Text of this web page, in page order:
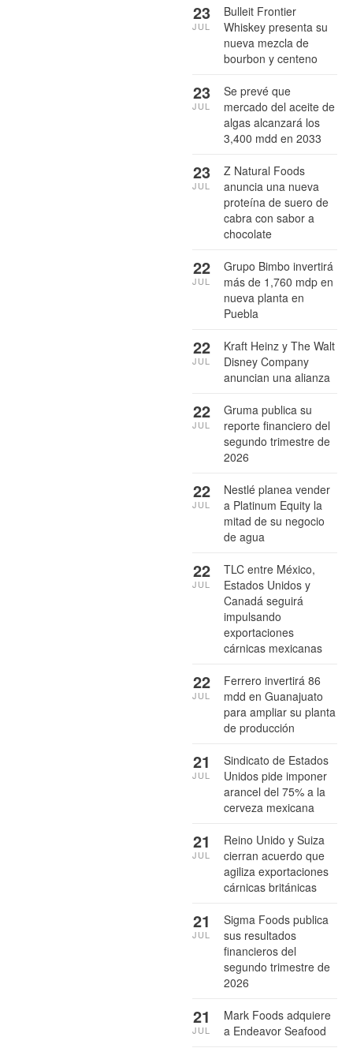
Bulleit Frontier
Whiskey presenta su
nueva mezcla de
bourbon y centeno
23
JUL
Se prevé que
mercado del aceite de
algas alcanzará los
3,400 mdd en 2033
23
JUL
Z Natural Foods
anuncia una nueva
proteína de suero de
cabra con sabor a
chocolate
23
JUL
Grupo Bimbo invertirá
más de 1,760 mdp en
nueva planta en
Puebla
22
JUL
Kraft Heinz y The Walt
Disney Company
anuncian una alianza
22
JUL
Gruma publica su
reporte financiero del
segundo trimestre de
2026
22
JUL
Nestlé planea vender
a Platinum Equity la
mitad de su negocio
de agua
22
JUL
TLC entre México,
Estados Unidos y
Canadá seguirá
impulsando
exportaciones
cárnicas mexicanas
22
JUL
Ferrero invertirá 86
mdd en Guanajuato
para ampliar su planta
de producción
22
JUL
Sindicato de Estados
Unidos pide imponer
arancel del 75% a la
cerveza mexicana
21
JUL
Reino Unido y Suiza
cierran acuerdo que
agiliza exportaciones
cárnicas británicas
21
JUL
Sigma Foods publica
sus resultados
financieros del
segundo trimestre de
2026
21
JUL
Mark Foods adquiere
a Endeavor Seafood
21
JUL